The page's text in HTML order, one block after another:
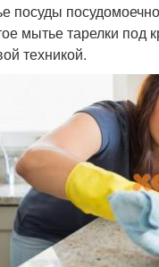
посуды
мытье тарелки под
техникой.